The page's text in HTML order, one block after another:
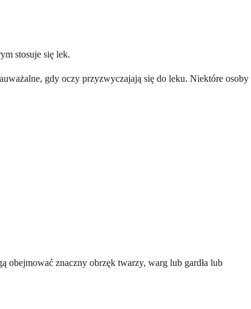
stosuje się lek.
gdy oczy przyzwyczajają się do leku. Niektóre osoby
obejmować znaczny obrzęk twarzy, warg lub gardła lub